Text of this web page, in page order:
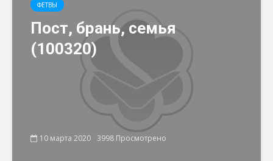
ФЕТВЫ
Пост, брань, семья
(100320)
10 марта 2020 3998 Просмотрено